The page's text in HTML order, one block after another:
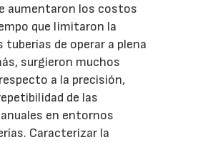
aumentaron los costos
que limitaron la
tuberías de operar a plena
surgieron muchos
a la precisión,
de las
en entornos
Caracterizar la